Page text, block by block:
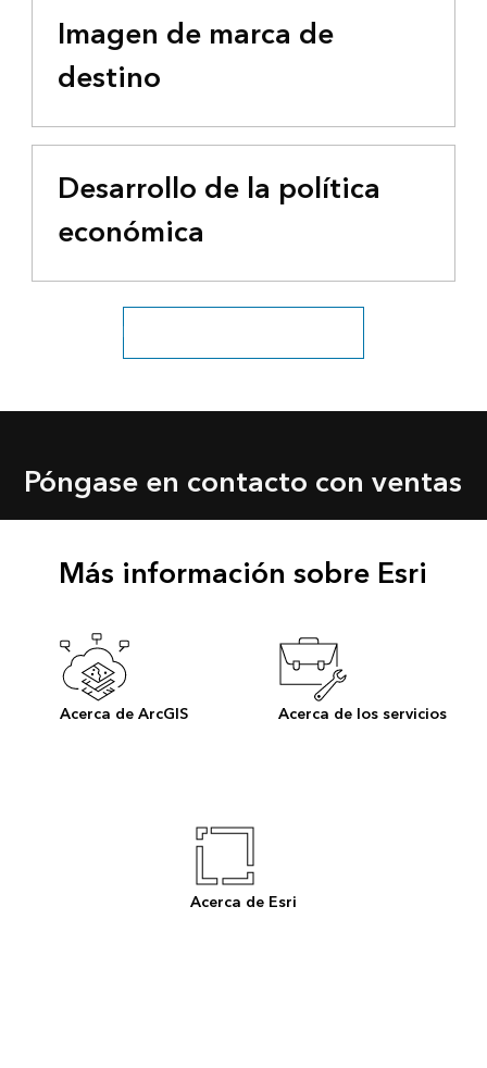
Imagen de marca de
destino
Desarrollo de la política
económica
Explorar los sectores de gobierno
Póngase en contacto con ventas
Más información sobre Esri
Acerca de ArcGIS Acerca de los servicios
Acerca de Esri